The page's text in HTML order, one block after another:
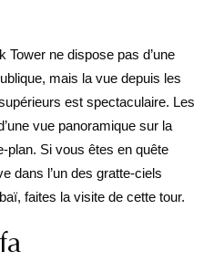
Tower ne dispose pas d’une
mais la vue depuis les
est spectaculaire. Les
vue panoramique sur la
plan. Si vous êtes en quête
dans l’un des gratte-ciels
faites la visite de cette tour.